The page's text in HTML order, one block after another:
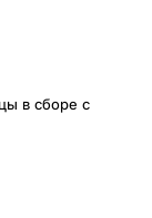
в сборе с